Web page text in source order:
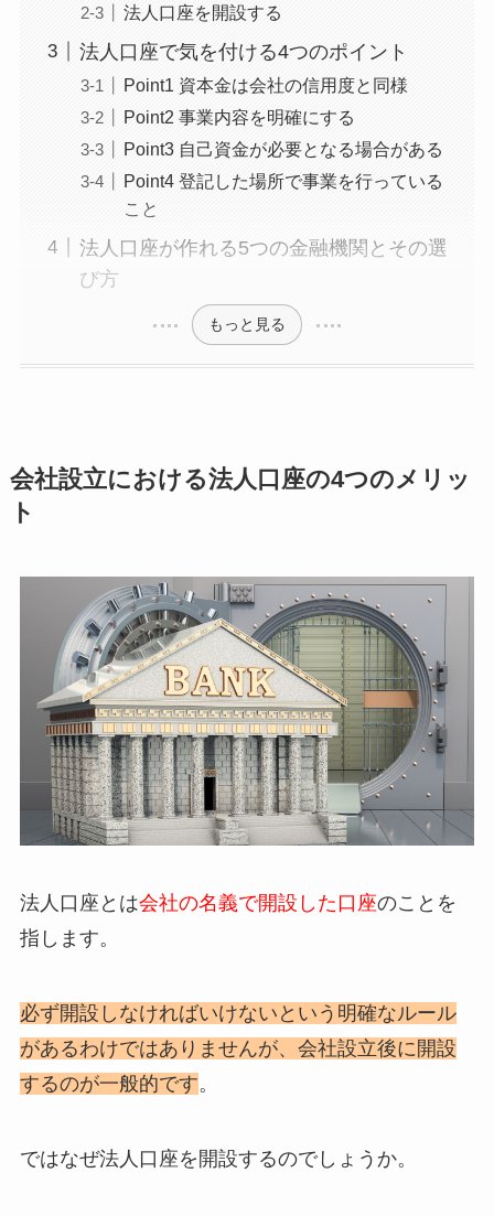
法人口座を開設する
法人口座で気を付ける4つのポイント
Point1 資本金は会社の信用度と同様
Point2 事業内容を明確にする
Point3 自己資金が必要となる場合がある
Point4 登記した場所で事業を行っている
こと
法人口座が作れる5つの金融機関とその選
び方
もっと見る
会社設立における法人口座の4つのメリッ
ト
法人口座とは会社の名義で開設した口座のことを
指します。
必ず開設しなければいけないという明確なルール
があるわけではありませんが、会社設立後に開設
するのが一般的です。
ではなぜ法人口座を開設するのでしょうか。